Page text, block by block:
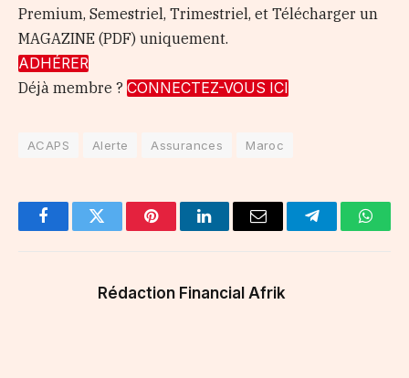
Premium, Semestriel, Trimestriel, et Télécharger un
MAGAZINE (PDF) uniquement.
ADHÉRER
Déjà membre ? CONNECTEZ-VOUS ICI
ACAPS Alerte Assurances Maroc
FacebookTwitter PinterestLinkedInEmail Telegram
Rédaction Financial Afrik